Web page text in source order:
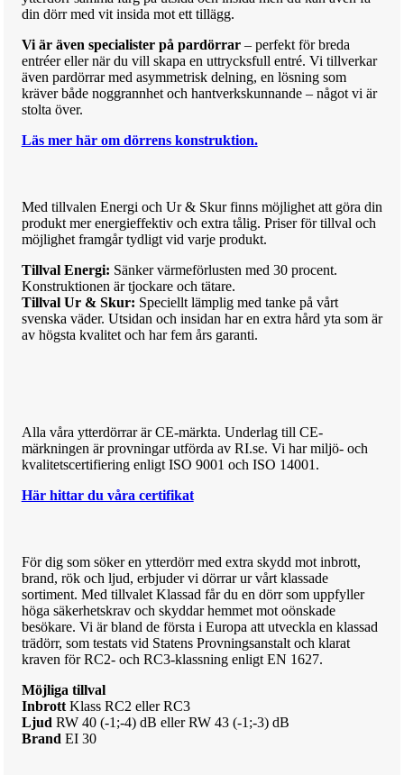
din dörr med vit insida mot ett tillägg.
Vi är även specialister på pardörrar– perfekt för breda
entréer eller när du vill skapa en uttrycksfull entré. Vi tillverkar
även pardörrar med asymmetrisk delning, en lösning som
kräver både noggrannhet och hantverkskunnande – något vi är
stolta över.
Läs mer här om dörrens konstruktion.
Med tillvalen Energi och Ur & Skur finns möjlighet att göra din
produkt merenergieffektiv och extra tålig. Priser för tillval och
möjlighet framgår tydligt vid varje produkt.
Tillval Energi: Sänker värmeförlusten med 30 procent.
Konstruktionen är tjockare och tätare.
Tillval Ur & Skur: Speciellt lämplig med tanke på vårt
svenska väder. Utsidan och insidan har en extra hård yta som är
av högsta kvalitet och har fem års garanti.
Alla våra ytterdörrar är CE-märkta. Underlag till CE-
märkningen är provningar utförda av RI.se. Vi har miljö- och
kvalitetscertifiering enligt ISO 9001 och ISO 14001.
Här hittar du våra certifikat
För dig som söker en ytterdörr med extra skydd mot inbrott,
brand, rök och ljud, erbjuder vi dörrar ur vårt klassade
sortiment. Med tillvalet Klassad får du en dörr som uppfyller
höga säkerhetskrav och skyddar hemmet mot oönskade
besökare. Vi är bland de första i Europa att utveckla en klassad
trädörr, som testats vid Statens Provningsanstalt och klarat
kraven för RC2- och RC3-klassning enligt EN 1627.
Möjliga tillval
InbrottKlass RC2 eller RC3
Ljud RW 40 (-1;-4) dB eller RW 43 (-1;-3) dB
Brand EI 30